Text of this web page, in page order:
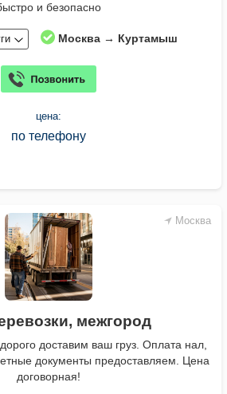
и безопасно
Москва → Куртамыш
цена:
по телефону
Москва
межгород
доставим ваш груз. Оплата нал,
документы предоставляем. Цена
договорная!